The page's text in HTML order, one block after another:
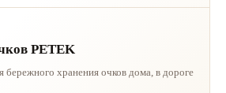
PETEK
хранения очков дома, в дороге